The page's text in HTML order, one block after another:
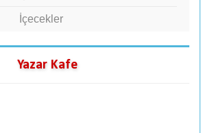
İçecekler
Yazar Kafe